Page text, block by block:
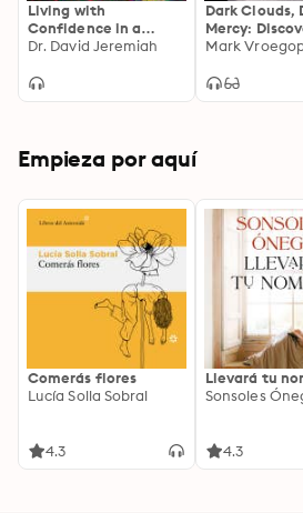
Living with
Confidence in a
Chaotic World:
Uncertain Times
Dr. David Jeremiah
Dark Clouds,
Mercy:
the Grace of
Mark
Empieza por aquí
Comerás flores
Lucía Solla Sobral
4.3
Llevará tu
Sonsoles
4.3